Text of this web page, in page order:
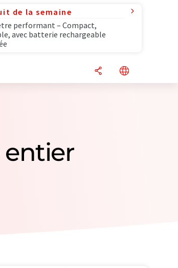
de la semaine
performant – Compact,
avec batterie rechargeable
entier